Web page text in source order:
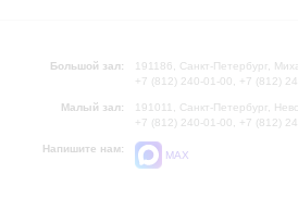
Большой зал:
191186, Санкт-Петербург,
+7 (812) 240-01-00, +7 (812)
Малый зал:
191011, Санкт-Петербург,
+7 (812) 240-01-00, +7 (812)
Напишите нам:
MAX